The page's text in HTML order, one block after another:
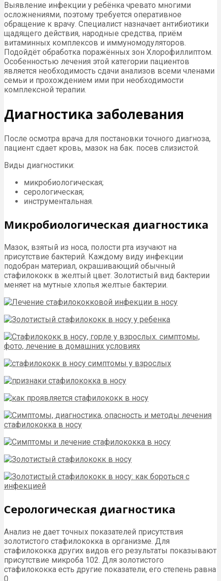
Выявление инфекции у ребёнка чревато многими
осложнениями, поэтому требуется оперативное
обращение к врачу. Специалист назначает антибиотики
щадящего действия, народные средства, приём
витаминных комплексов и иммуномодуляторов.
Подойдёт обработка поражённых зон Хлорофиллиптом.
Особенностью лечения этой категории пациентов
является необходимость сдачи анализов всеми членами
семьи и прохождением ими при необходимости
комплексной терапии.
Диагностика заболевания
После осмотра врача для постановки точного диагноза,
пациент сдает кровь, мазок на бак. посев слизистой.
Виды диагностики:
микробиологическая;
серологическая;
инструментальная.
Микробиологическая диагностика
Мазок, взятый из носа, полости рта изучают на
присутствие бактерий. Каждому виду инфекции
подобран материал, окрашивающий обычный
стафилококк в желтый цвет. Золотистый вид бактерии
меняет на мутные хлопья желтые бактерии.
Серологическая диагностика
Анализ не дает точных показателей присутствия
золотистого стафилококка в организме. Для
стафилококка других видов его результаты показывают
присутствие микроба 102. Для золотистого
стафилококка есть другие показатели, его степень равна
0.